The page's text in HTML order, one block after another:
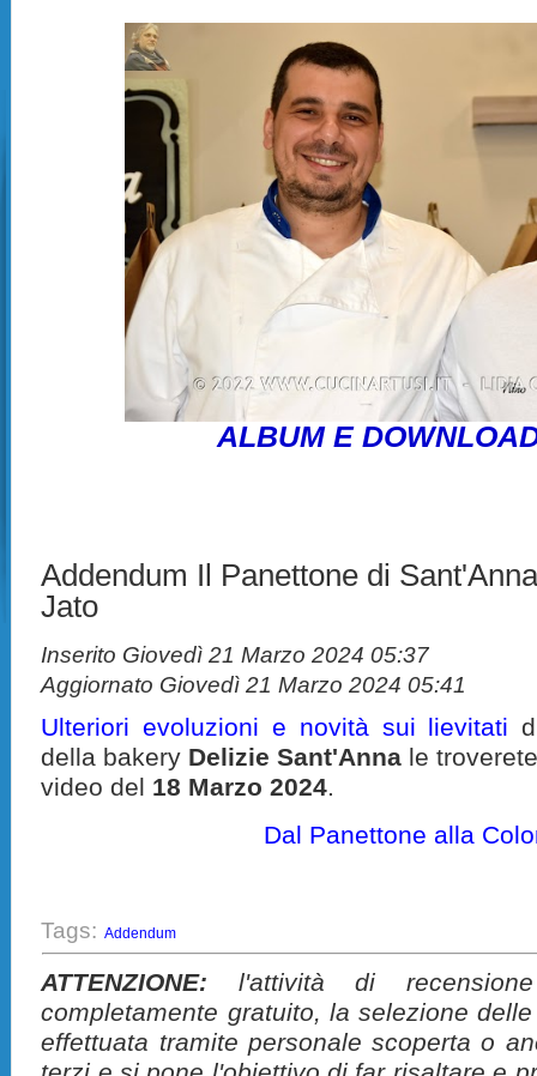
ALBUM E
Addendum Il Panettone di
Jato
Inserito Giovedì 21 Marzo 2024 05:37
Aggiornato Giovedì 21 Marzo 2024 05:41
Ulteriori evoluzioni e novità sui lievitati
della bakery Delizie Sant'Anna le
video del 18 Marzo 2024.
Dal Panettone alla
Tags: Addendum
ATTENZIONE: l'attività di
completamente gratuito, la selezione
effettuata tramite personale scoperta o